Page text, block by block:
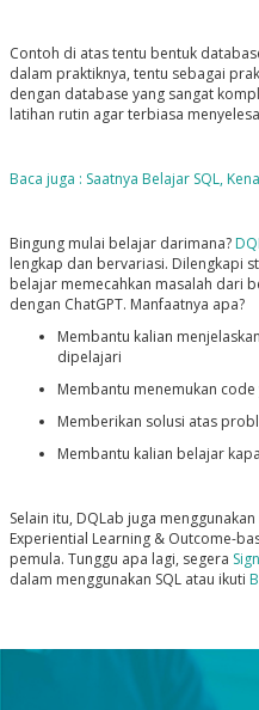
Contoh di atas tentu bentuk
dalam praktiknya, tentu sebagai
dengan database yang sangat
latihan rutin agar terbiasa
Baca juga : Saatnya Belajar SQL,
Bingung mulai belajar darimana?
lengkap dan bervariasi. Dilengkapi
belajar memecahkan masalah dari
dengan ChatGPT. Manfaatnya apa?
Membantu kalian
dipelajari
Membantu menemukan
Memberikan solusi atas
Membantu kalian belajar
Selain itu, DQLab juga
Experiential Learning & Outcome-
pemula. Tunggu apa lagi, segera
dalam menggunakan SQL atau ikuti